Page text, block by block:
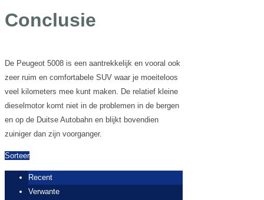
Conclusie
De Peugeot 5008 is een aantrekkelijk en vooral ook
zeer ruim en comfortabele SUV waar je moeiteloos
veel kilometers mee kunt maken. De relatief kleine
dieselmotor komt niet in de problemen in de bergen
en op de Duitse Autobahn en blijkt bovendien
zuiniger dan zijn voorganger.
Sorteer
Recent
Verwante